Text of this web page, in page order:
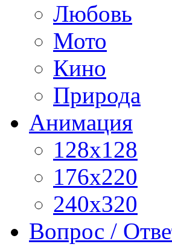
Любовь
Мото
Кино
Природа
Анимация
128x128
176x220
240x320
Вопрос /